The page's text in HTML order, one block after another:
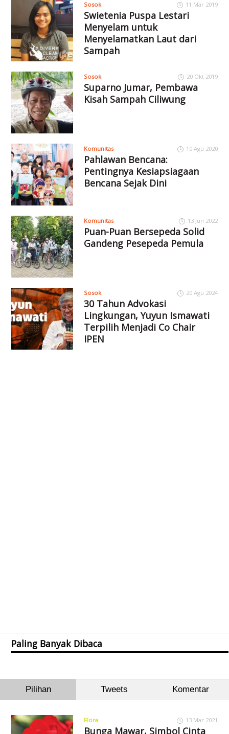
Sosok 11 Mar 2019
Swietenia Puspa Lestari
Menyelam untuk
Menyelamatkan Laut dari
Sampah
Sosok 20 Okt 2019
Suparno Jumar, Pembawa
Kisah Sampah Ciliwung
Komunitas 10 Agu 2020
Pahlawan Bencana:
Pentingnya Kesiapsiagaan
Bencana Sejak Dini
Komunitas 13 Jun 2022
Puan-Puan Bersepeda Solid
Gandeng Pesepeda Pemula
Sosok 20 Agu 2024
30 Tahun Advokasi
Lingkungan, Yuyun Ismawati
Terpilih Menjadi Co Chair
IPEN
Paling Banyak Dibaca
Pilihan Tweets Komentar
Flora 13 Mar 2021
Bunga Mawar, Simbol Cinta